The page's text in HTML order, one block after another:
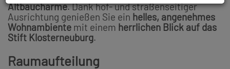
Altbaucharme. Dank hof- und straßenseitiger
Ausrichtung genießen Sie ein helles, angenehmes
Wohnambiente mit einem herrlichen Blick auf das
Stift Klosterneuburg.
Raumaufteilung